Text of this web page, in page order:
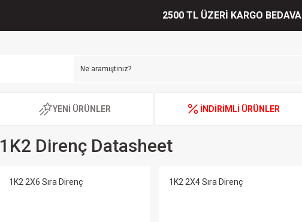
2500 TL ÜZERİ KARGO BEDAVA
YENİ ÜRÜNLER İNDİRİMLİ ÜRÜNLER
1K2 Direnç Datasheet
1K2 2X6 Sıra Direnç 1K2 2X4 Sıra Direnç